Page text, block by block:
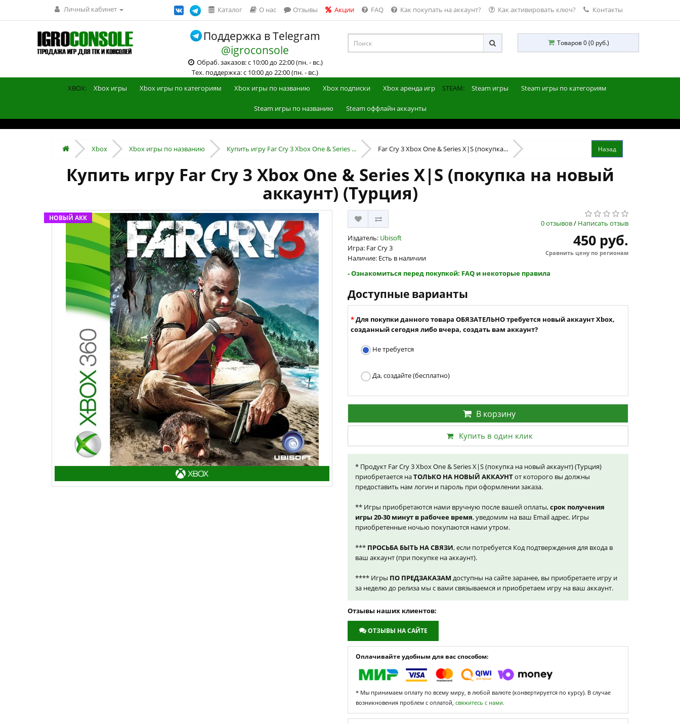
Личный кабинет Каталог О нас Отзывы Акции FAQ Как покупать на аккаунт? Как активировать ключ? Контакты
Поддержка в Telegram
@igroconsole
Обраб. заказов: с 10:00 до 22:00 (пн. - вс.)
Тех. поддержка: с 10:00 до 22:00 (пн. - вс.)
Товаров 0 (0 руб.)
XBOX: Xbox игры Xbox игры по категориям Xbox игры по названию Xbox подписки Xbox аренда игр STEAM: Steam игры Steam игры по категориям
Steam игры по названию Steam оффлайн аккаунты
Xbox Xbox игры по названию Купить игру Far Cry 3 Xbox One & Series ... Far Cry 3 Xbox One & Series X|S (покупка...
Купить игру Far Cry 3 Xbox One & Series X|S (покупка на новый
аккаунт) (Турция)
НОВЫЙ АКК
0 отзывов/ Написать отзыв
Издатель: Ubisoft
Игра: Far Cry 3
Наличие: Есть в наличии
450 руб.
Сравнить цену по регионам
- Ознакомиться перед покупкой: FAQ и некоторые правила
Доступные варианты
Для покупки данного товара ОБЯЗАТЕЛЬНО требуется новый аккаунт Xbox,
созданный сегодня либо вчера, создать вам аккаунт?
Не требуется
Да, создайте (бесплатно)
В корзину
Купить в один клик
* Продукт Far Cry 3 Xbox One & Series X|S (покупка на новый аккаунт) (Турция)
приобретается наТОЛЬКО НА НОВЫЙ АККАУНТот которого вы должны
предоставить нам логин и пароль при оформлении заказа.
** Игры приобретаются нами вручную после вашей оплаты,срок получения
игры 20-30 минут в рабочее время, уведомим на ваш Email адрес. Игры
приобретенные ночью покупаются нами утром.
*** ПРОСЬБА БЫТЬ НА СВЯЗИ, если потребуется Код подтверждения для входа в
ваш аккаунт (при покупке на аккаунт).
**** Игры ПО ПРЕДЗАКАЗАМ доступны на сайте заранее, вы приобретаете игру и
за неделю до релиза мы с вами связываемся и приобретаем игру на ваш аккаунт.
Отзывы наших клиентов:
ОТЗЫВЫ НА САЙТЕ
Оплачивайте удобным для вас способом:
* Мы принимаем оплату по всему миру, в любой валюте (конвертируется по курсу). В случае
возникновения проблем с оплатой, свяжитесь с нами.